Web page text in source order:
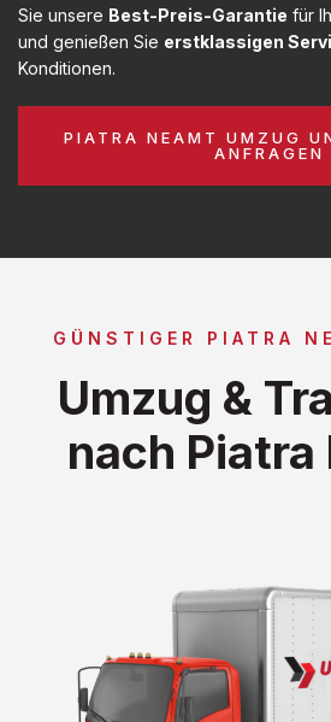
Sie unsere Best-Preis-Garantie für
und genießen Sie erstklassigen
Konditionen.
PIATRA NEAMT UMZUG
ANFRAGEN
GÜNSTIGER PIATRA
Umzug &
nach Piatra